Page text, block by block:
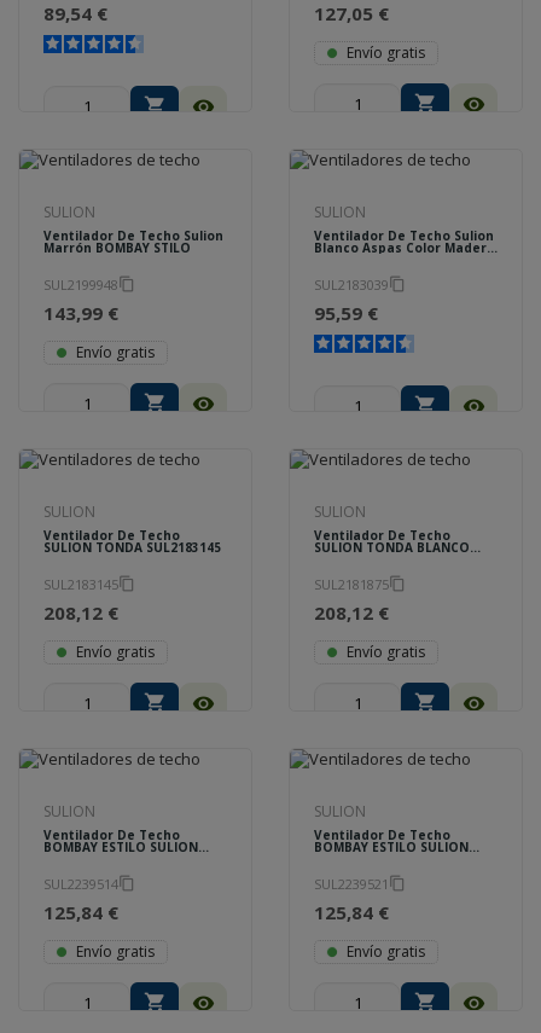
89,54 €
shopping_cart visibility
127,05 €
Envío gratis
shopping_cart visibility
SULION
Ventilador De Techo Sulion
Marrón BOMBAY STILO
SUL2199948content_copy
143,99 €
Envío gratis
shopping_cart visibility
SULION
Ventilador De Techo Sulion
Blanco Aspas Color Madera
SUL2183039content_copy
95,59 €
shopping_cart visibility
SULION
Ventilador De Techo
SULION TONDA SUL2183145
SUL2183145content_copy
208,12 €
Envío gratis
shopping_cart visibility
SULION
Ventilador De Techo
SULION TONDA BLANCO
SUL2181875content_copy
208,12 €
Envío gratis
shopping_cart visibility
SULION
Ventilador De Techo
BOMBAY ESTILO SULION
SUL2239514content_copy
125,84 €
Envío gratis
shopping_cart visibility
SULION
Ventilador De Techo
BOMBAY ESTILO SULION
SUL2239521 content_copy
125,84 €
Envío gratis
shopping_cart visibility